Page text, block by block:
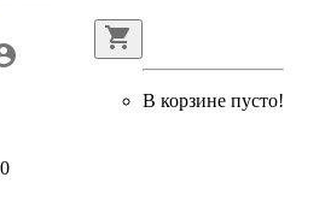
В корзине пусто!